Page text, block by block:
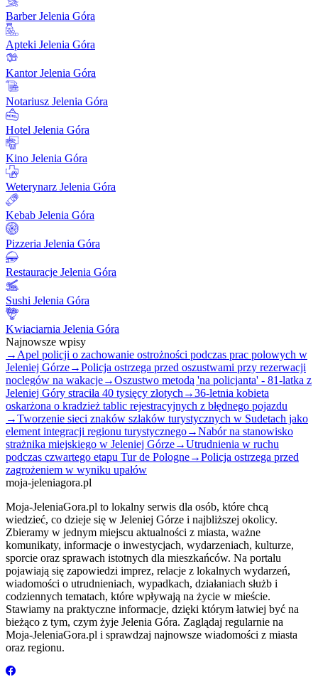
Barber Jelenia Góra
Apteki Jelenia Góra
Kantor Jelenia Góra
Notariusz Jelenia Góra
Hotel Jelenia Góra
Kino Jelenia Góra
Weterynarz Jelenia Góra
Kebab Jelenia Góra
Pizzeria Jelenia Góra
Restauracje Jelenia Góra
Sushi Jelenia Góra
Kwiaciarnia Jelenia Góra
Najnowsze wpisy
→ Apel policji o zachowanie ostrożności podczas prac polowych w
Jeleniej Górze→Policja ostrzega przed oszustwami przy rezerwacji
noclegów na wakacje→Oszustwo metodą 'na policjanta' - 81-latka z
Jeleniej Góry straciła 40 tysięcy złotych →36-letnia kobieta
oskarżona o kradzież tablic rejestracyjnych z błędnego pojazdu
→Tworzenie sieci znaków szlaków turystycznych w Sudetach jako
element integracji regionu turystycznego→Nabór na stanowisko
strażnika miejskiego w Jeleniej Górze→Utrudnienia w ruchu
podczas czwartego etapu Tur de Pologne→Policja ostrzega przed
zagrożeniem w wyniku upałów
moja-jeleniagora.pl
Moja-JeleniaGora.pl to lokalny serwis dla osób, które chcą
wiedzieć, co dzieje się w Jeleniej Górze i najbliższej okolicy.
Zbieramy w jednym miejscu aktualności z miasta, ważne
komunikaty, informacje o inwestycjach, wydarzeniach, kulturze,
sporcie oraz sprawach istotnych dla mieszkańców. Na portalu
pojawiają się zapowiedzi imprez, relacje z lokalnych wydarzeń,
wiadomości o utrudnieniach, wypadkach, działaniach służb i
codziennych tematach, które wpływają na życie w mieście.
Stawiamy na praktyczne informacje, dzięki którym łatwiej być na
bieżąco z tym, czym żyje Jelenia Góra. Zaglądaj regularnie na
Moja-JeleniaGora.pl i sprawdzaj najnowsze wiadomości z miasta
oraz regionu.